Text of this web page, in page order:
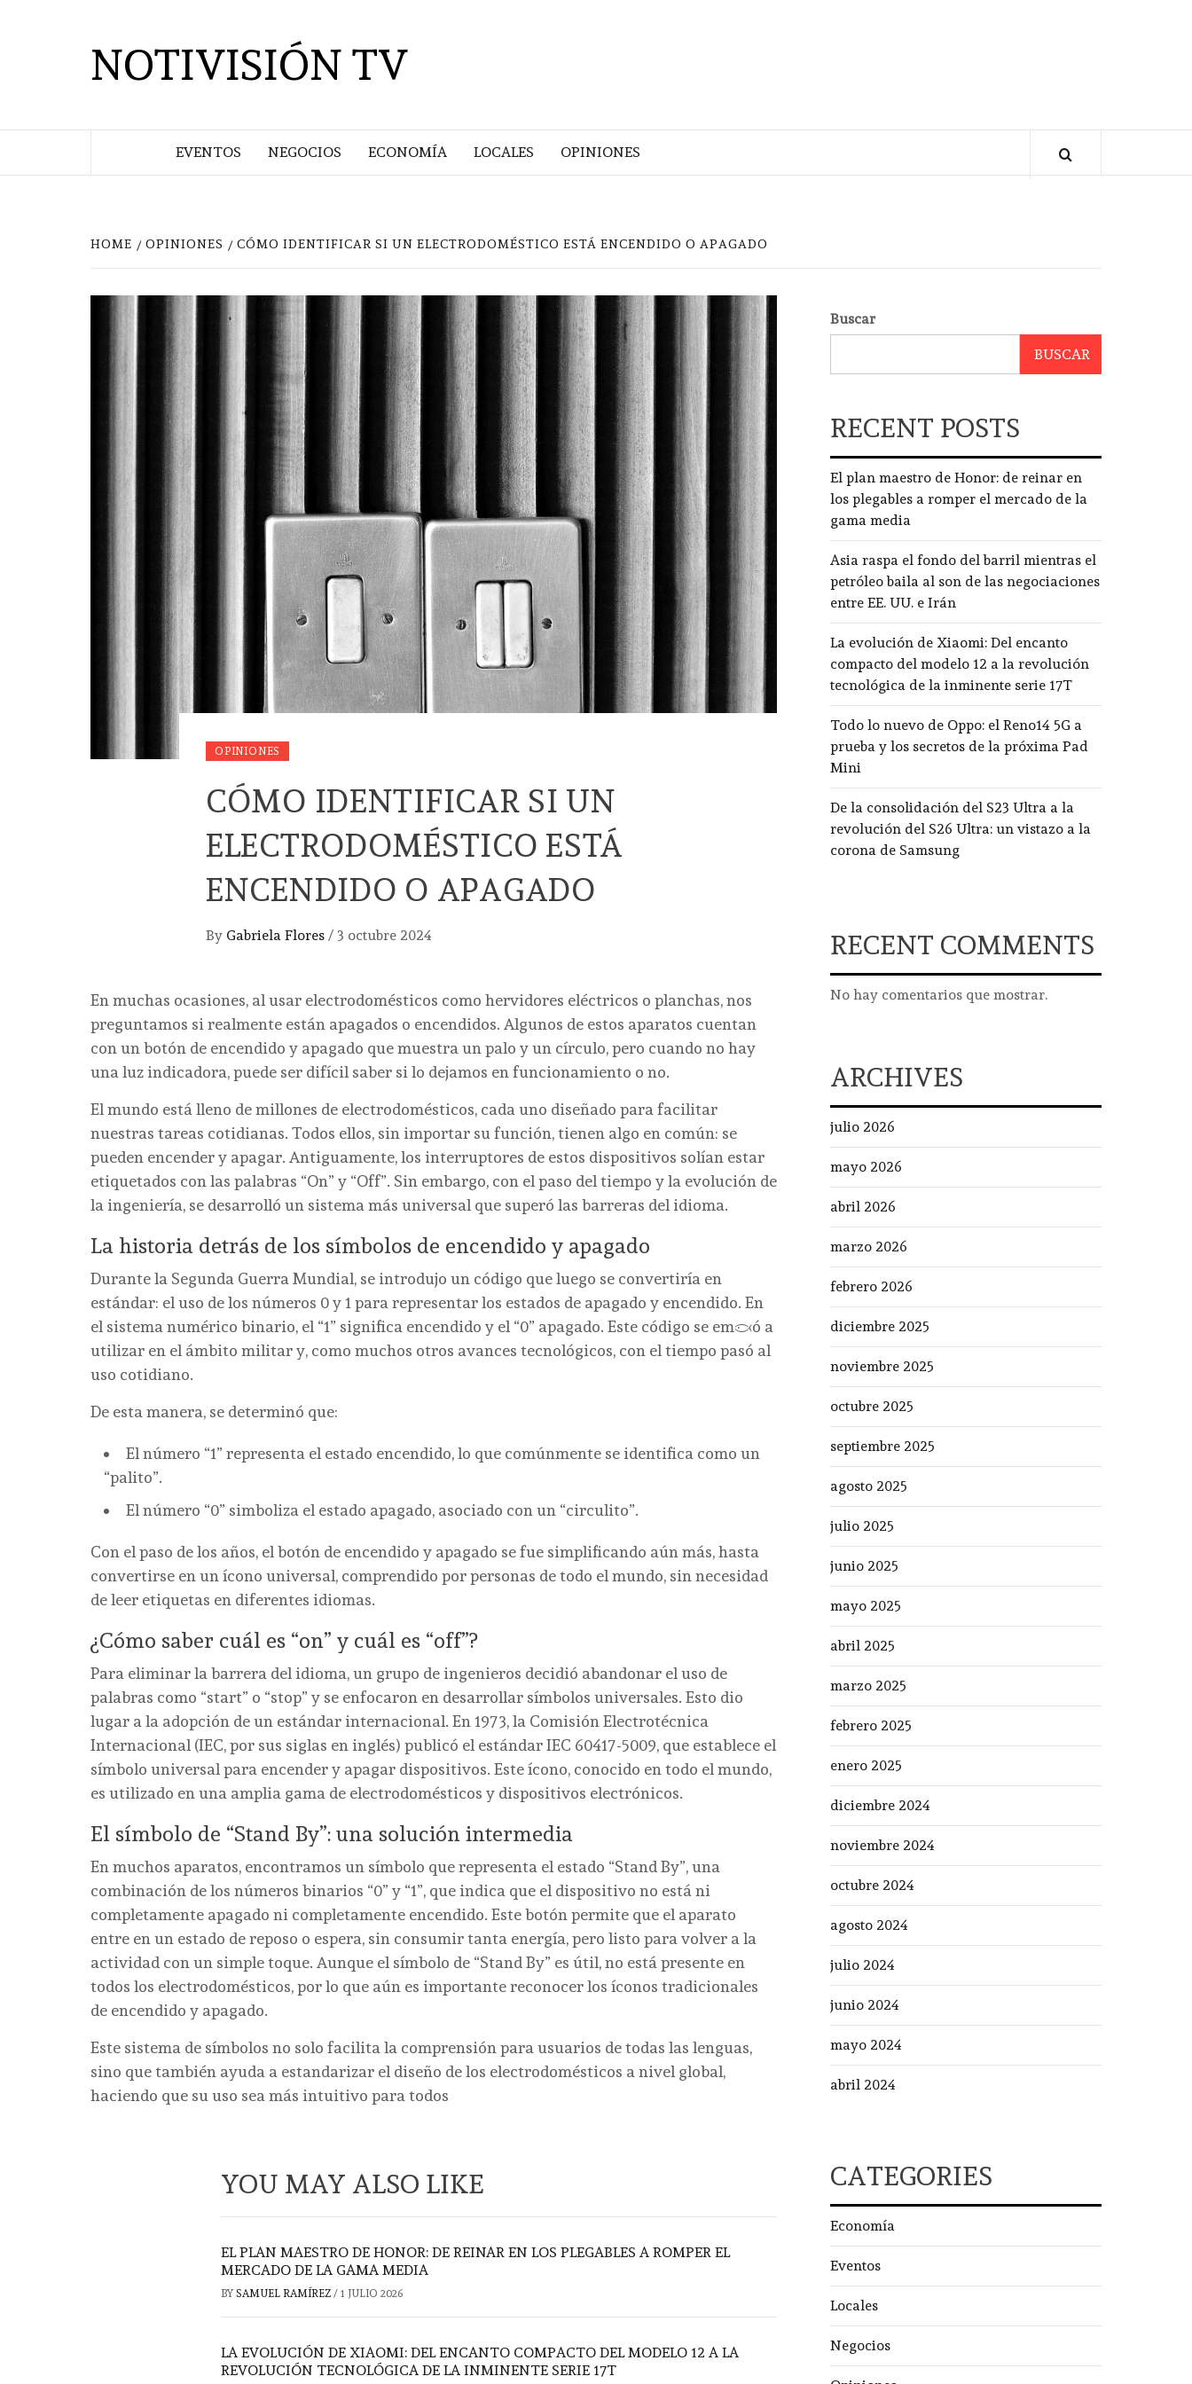
NOTIVISIÓN TV
EVENTOS NEGOCIOS ECONOMÍA LOCALES OPINIONES
HOME OPINIONES CÓMO IDENTIFICAR SI UN ELECTRODOMÉSTICO ESTÁ ENCENDIDO O APAGADO
OPINIONES
CÓMO IDENTIFICAR SI UN
ELECTRODOMÉSTICO ESTÁ
ENCENDIDO O APAGADO
By Gabriela Flores / 3 octubre 2024
En muchas ocasiones, al usar electrodomésticos como hervidores eléctricos o planchas, nos
preguntamos si realmente están apagados o encendidos. Algunos de estos aparatos cuentan
con un botón de encendido y apagado que muestra un palo y un círculo, pero cuando no hay
una luz indicadora, puede ser difícil saber si lo dejamos en funcionamiento o no.
El mundo está lleno de millones de electrodomésticos, cada uno diseñado para facilitar
nuestras tareas cotidianas. Todos ellos, sin importar su función, tienen algo en común: se
pueden encender y apagar. Antiguamente, los interruptores de estos dispositivos solían estar
etiquetados con las palabras “On” y “Off”. Sin embargo, con el paso del tiempo y la evolución de
la ingeniería, se desarrolló un sistema más universal que superó las barreras del idioma.
La historia detrás de los símbolos de encendido y apagado
Durante la Segunda Guerra Mundial, se introdujo un código que luego se convertiría en
estándar: el uso de los números 0 y 1 para representar los estados de apagado y encendido. En
el sistema numérico binario, el “1” significa encendido y el “0” apagado. Este código se empezó a
utilizar en el ámbito militar y, como muchos otros avances tecnológicos, con el tiempo pasó al
uso cotidiano.
De esta manera, se determinó que:
El número “1” representa el estado encendido, lo que comúnmente se identifica como un
“palito”.
El número “0” simboliza el estado apagado, asociado con un “circulito”.
Con el paso de los años, el botón de encendido y apagado se fue simplificando aún más, hasta
convertirse en un ícono universal, comprendido por personas de todo el mundo, sin necesidad
de leer etiquetas en diferentes idiomas.
¿Cómo saber cuál es “on” y cuál es “off”?
Para eliminar la barrera del idioma, un grupo de ingenieros decidió abandonar el uso de
palabras como “start” o “stop” y se enfocaron en desarrollar símbolos universales. Esto dio
lugar a la adopción de un estándar internacional. En 1973, la Comisión Electrotécnica
Internacional (IEC, por sus siglas en inglés) publicó el estándar IEC 60417-5009, que establece el
símbolo universal para encender y apagar dispositivos. Este ícono, conocido en todo el mundo,
es utilizado en una amplia gama de electrodomésticos y dispositivos electrónicos.
El símbolo de “Stand By”: una solución intermedia
En muchos aparatos, encontramos un símbolo que representa el estado “Stand By”, una
combinación de los números binarios “0” y “1”, que indica que el dispositivo no está ni
completamente apagado ni completamente encendido. Este botón permite que el aparato
entre en un estado de reposo o espera, sin consumir tanta energía, pero listo para volver a la
actividad con un simple toque. Aunque el símbolo de “Stand By” es útil, no está presente en
todos los electrodomésticos, por lo que aún es importante reconocer los íconos tradicionales
de encendido y apagado.
Este sistema de símbolos no solo facilita la comprensión para usuarios de todas las lenguas,
sino que también ayuda a estandarizar el diseño de los electrodomésticos a nivel global,
haciendo que su uso sea más intuitivo para todos
YOU MAY ALSO LIKE
EL PLAN MAESTRO DE HONOR: DE REINAR EN LOS PLEGABLES A ROMPER EL
MERCADO DE LA GAMA MEDIA
BY SAMUEL RAMÍREZ / 1 JULIO 2026
LA EVOLUCIÓN DE XIAOMI: DEL ENCANTO COMPACTO DEL MODELO 12 A LA
REVOLUCIÓN TECNOLÓGICA DE LA INMINENTE SERIE 17T
Buscar
BUSCAR
RECENT POSTS
El plan maestro de Honor: de reinar en
los plegables a romper el mercado de la
gama media
Asia raspa el fondo del barril mientras el
petróleo baila al son de las negociaciones
entre EE. UU. e Irán
La evolución de Xiaomi: Del encanto
compacto del modelo 12 a la revolución
tecnológica de la inminente serie 17T
Todo lo nuevo de Oppo: el Reno14 5G a
prueba y los secretos de la próxima Pad
Mini
De la consolidación del S23 Ultra a la
revolución del S26 Ultra: un vistazo a la
corona de Samsung
RECENT COMMENTS
No hay comentarios que mostrar.
ARCHIVES
julio 2026
mayo 2026
abril 2026
marzo 2026
febrero 2026
diciembre 2025
noviembre 2025
octubre 2025
septiembre 2025
agosto 2025
julio 2025
junio 2025
mayo 2025
abril 2025
marzo 2025
febrero 2025
enero 2025
diciembre 2024
noviembre 2024
octubre 2024
agosto 2024
julio 2024
junio 2024
mayo 2024
abril 2024
CATEGORIES
Economía
Eventos
Locales
Negocios